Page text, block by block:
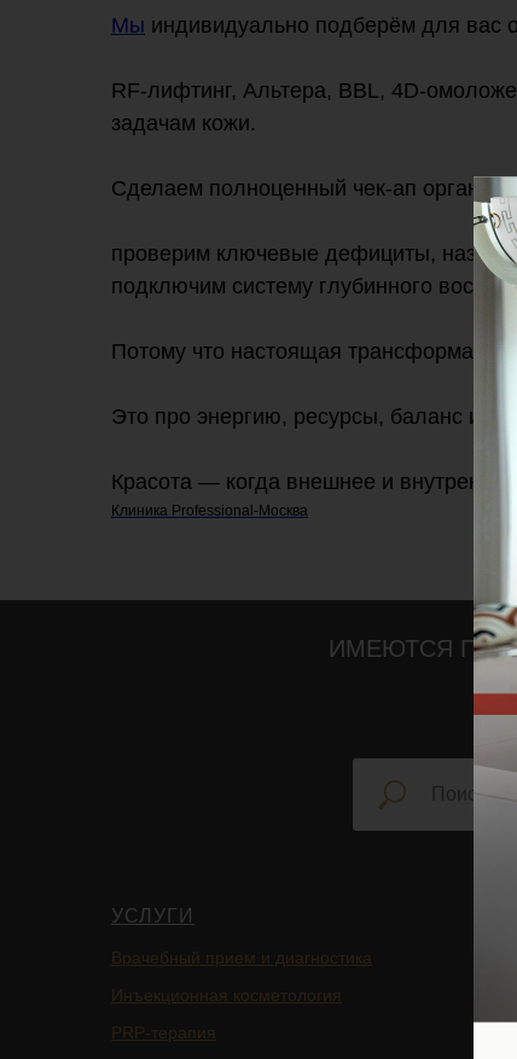
Мы индивидуально подберём для вас
RF-лифтинг, Альтера, BBL, 4D-
задачам кожи.
Сделаем полноценный чек-ап
проверим ключевые дефициты,
подключим систему глубинного
Потому что настоящая трансформация
Это про энергию, ресурсы, баланс и
Красота — когда внешнее и
Клиника Professional-Москва
ИМЕЮТСЯ
УСЛУГИ
Врачебный прием и диагностика
Инъекционная косметология
PRP-терапия